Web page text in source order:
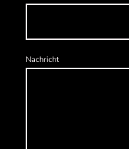
Nachricht